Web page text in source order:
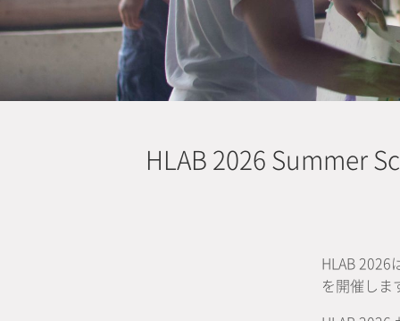
HLAB 2026 Summer
HLAB 2026
を開催しま